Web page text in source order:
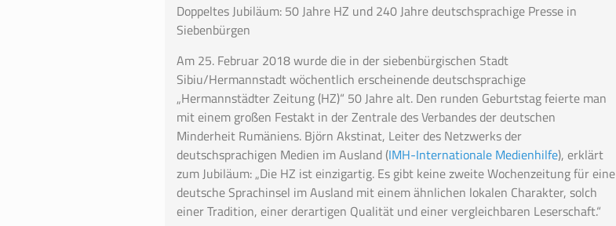
Doppeltes Jubiläum: 50 Jahre HZ und 240 Jahre deutschsprachige Presse in
Siebenbürgen
Am 25. Februar 2018 wurde die in der siebenbürgischen Stadt
Sibiu/Hermannstadt wöchentlich erscheinende deutschsprachige
„Hermannstädter Zeitung (HZ)“ 50 Jahre alt. Den runden Geburtstag feierte man
mit einem großen Festakt in der Zentrale des Verbandes der deutschen
Minderheit Rumäniens. Björn Akstinat, Leiter des Netzwerks der
deutschsprachigen Medien im Ausland (IMH-Internationale Medienhilfe), erklärt
zum Jubiläum: „Die HZ ist einzigartig. Es gibt keine zweite Wochenzeitung für eine
deutsche Sprachinsel im Ausland mit einem ähnlichen lokalen Charakter, solch
einer Tradition, einer derartigen Qualität und einer vergleichbaren Leserschaft.“